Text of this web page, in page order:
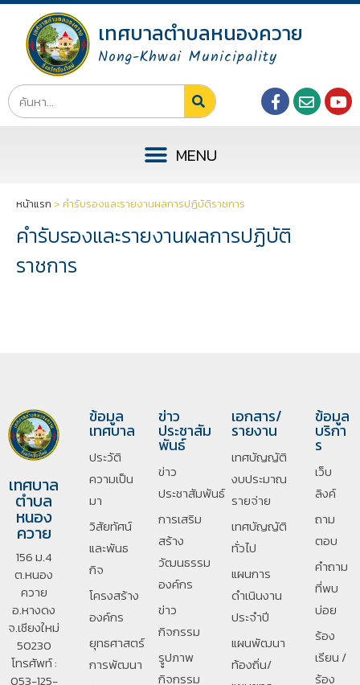
เทศบาลตำบลหนองควาย
Nong-Khwai Municipality
หน้าแรก > คำรับรองและรายงานผลการปฏิบัติราชการ
คำรับรองและรายงานผลการปฏิบัติ
ราชการ
เทศบาล
ตำบล
หนอง
ควาย
156 ม.4
ต.หนอง
ควาย
อ.หางดง
จ.เชียงใหม่
50230
โทรศัพท์ :
053-125-
ข้อมูล
เทศบาล
ประวัติ
ความเป็น
มา
วิสัยทัศน์
และพันธ
กิจ
โครงสร้าง
องค์กร
ยุทธศาสตร์
การพัฒนา
ข่าว
ประชาสัม
พันธ์
ข่าว
ประชาสัมพันธ์
การเสริม
สร้าง
วัฒนธรรม
องค์กร
ข่าว
กิจกรรม
รููปภาพ
กิจกรรม
เอกสาร/
รายงาน
เทศบัญญัติ
งบประมาณ
รายจ่าย
เทศบัญญัติ
ทั่วไป
แผนการ
ดำเนินงาน
ประจำปี
แผนพัฒนา
ท้องถิ่น/
ข้อมูล
บริกา
ร
เว็บ
ลิงค์
ถาม
ตอบ
คำถาม
ที่พบ
บ่อย
ร้อง
เรียน /
ร้อง